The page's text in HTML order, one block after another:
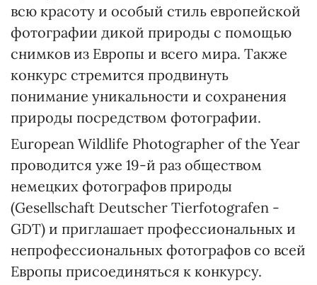
всю красоту и особый стиль европейской
фотографии дикой природы с помощью
снимков из Европы и всего мира. Также
конкурс стремится продвинуть
понимание уникальности и сохранения
природы посредством фотографии.
European Wildlife Photographer of the Year
проводится уже 19-й раз обществом
немецких фотографов природы
(Gesellschaft Deutscher Tierfotografen -
GDT) и приглашает профессиональных и
непрофессиональных фотографов со всей
Европы присоединяться к конкурсу.